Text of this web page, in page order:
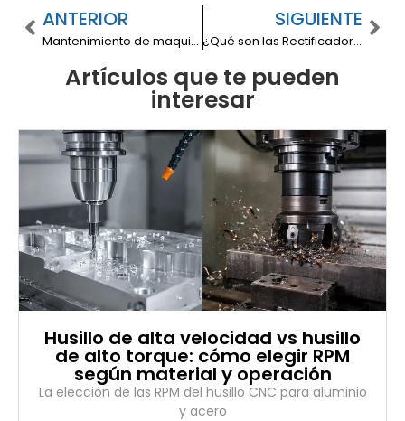
ANTERIOR
Mantenimiento de maquinaria
SIGUIENTE
¿Qué son las Rectificadoras de Superficie? Definición y Usos
Artículos que te pueden
interesar
Husillo de alta velocidad vs husillo
de alto torque: cómo elegir RPM
según material y operación
La elección de las RPM del husillo CNC para aluminio
y acero